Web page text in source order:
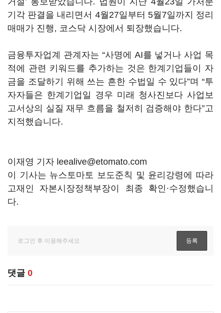
기각 판결을 내리면서 4월27일부터 5월7일까지 정리
매매가 진행, 코스닥 시장에서 퇴장했습니다.
금융투자업계 관계자는 “사명에 AI를 넣거나 사업 목
적에 관련 키워드를 추가하는 것은 한계기업들이 자
금을 조달하기 위해 쓰는 흔한 수법일 수 있다”며 “투
자자들은 한계기업일 경우 미래 청사진보다 사업보
고서상의 실질 재무 흐름을 철저히 검증해야 한다”고
지적했습니다.
이재영 기자 leealive@etomato.com
이 기사는 뉴스토마토 보도준칙 및 윤리강령에 따라
고재인 자본시장정책부장이 최종 확인·수정했습니
다.
댓글 0